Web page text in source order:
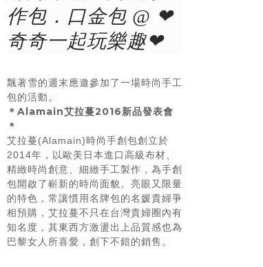
作包．口金包 @ ❤
奇奇一起玩樂趣❤
飄著雪的週末應邀參加了一場時尚手工
包的活動。
＊Alamain艾拉蔓2016新品發表會
＊
艾拉蔓(Alamain)時尚手創包創立於
2014年，以歐美日本進口高級布材、
精緻時尚創意、細緻手工製作，為手創
包開啟了嶄新的時尚面貌。亮眼又限量
的特色，常讓慣用名牌包的名媛貴婦爭
相預購，艾拉蔓不只在台灣貴婦圈內有
知名度，其東西方激盪出上品質感也為
巴黎女人所喜愛，創下不錯的銷售。